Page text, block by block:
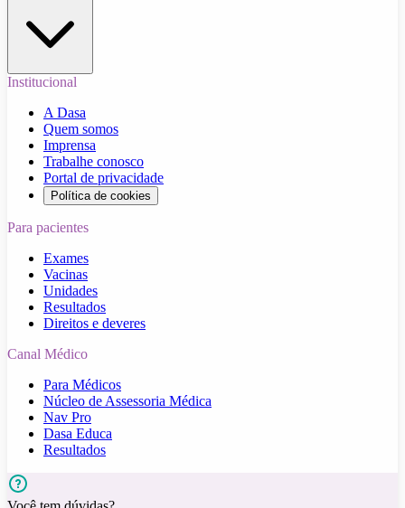
Institucional
A Dasa
Quem somos
Imprensa
Trabalhe conosco
Portal de privacidade
Política de cookies
Para pacientes
Exames
Vacinas
Unidades
Resultados
Direitos e deveres
Canal Médico
Para Médicos
Núcleo de Assessoria Médica
Nav Pro
Dasa Educa
Resultados